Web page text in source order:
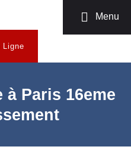
Menu
Ligne
Paris 16eme